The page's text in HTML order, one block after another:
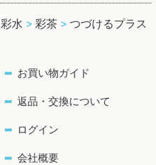
彩水 彩茶 つづけるプラス
お買い物ガイド
返品・交換について
ログイン
会社概要